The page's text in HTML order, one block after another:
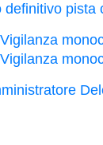
pista